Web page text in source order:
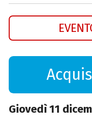
Giovedì 11